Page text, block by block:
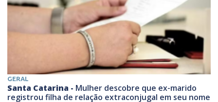
GERAL
Santa Catarina - Mulher descobre que ex-marido
registrou filha de relação extraconjugal em seu nome